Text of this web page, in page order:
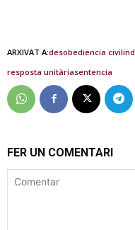
ARXIVAT A:desobediencia civil
resposta unitàriasentencia
FER UN COMENTARI